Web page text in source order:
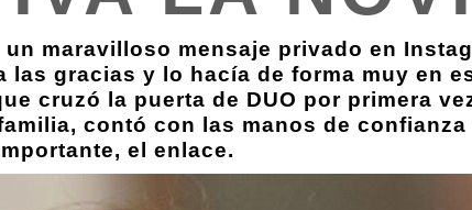
maravilloso mensaje privado en
las gracias y lo hacía de forma muy en
cruzó la puerta de DUO por primera
contó con las manos de
el enlace.